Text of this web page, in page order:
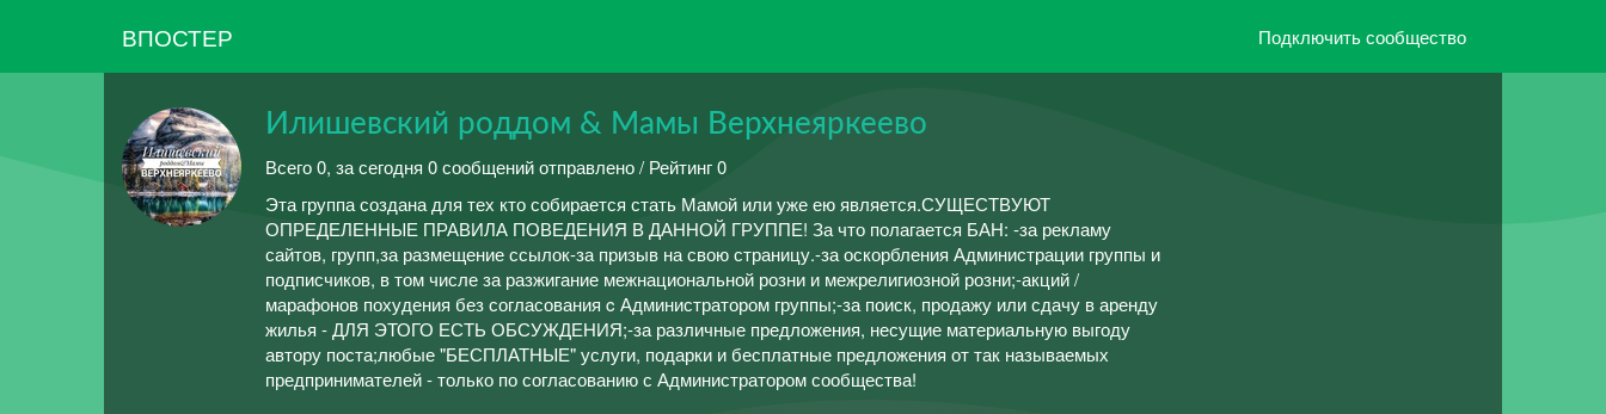
ВПОСТЕР Подключить сообщество
Илишевский роддом & Мамы Верхнеяркеево
Всего 0, за сегодня 0 сообщений отправлено / Рейтинг 0
Эта группа создана для тех кто собирается стать Мамой или уже ею является.СУЩЕСТВУЮТ
ОПРЕДЕЛЕННЫЕ ПРАВИЛА ПОВЕДЕНИЯ В ДАННОЙ ГРУППЕ! За что полагается БАН: -за рекламу
сайтов, групп,за размещение ссылок-за призыв на свою страницу.-за оскорбления Администрации группы и
подписчиков, в том числе за разжигание межнациональной розни и межрелигиозной розни;-акций /
марафонов похудения без согласования c Администратором группы;-за поиск, продажу или сдачу в аренду
жилья - ДЛЯ ЭТОГО ЕСТЬ ОБСУЖДЕНИЯ;-за различные предложения, несущие материальную выгоду
автору поста;любые "БЕСПЛАТНЫЕ" услуги, подарки и бесплатные предложения от так называемых
предпринимателей - только по согласованию с Администратором сообщества!